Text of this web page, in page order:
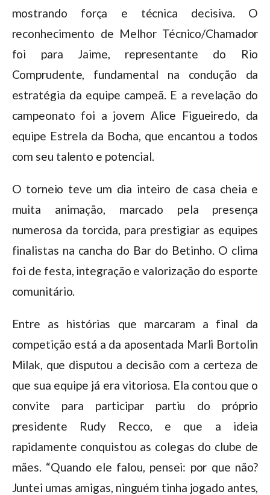
mostrando força e técnica decisiva. O
reconhecimento de Melhor Técnico/Chamador
foi para Jaime, representante do Rio
Comprudente, fundamental na condução da
estratégia da equipe campeã. E a revelação do
campeonato foi a jovem Alice Figueiredo, da
equipe Estrela da Bocha, que encantou a todos
com seu talento e potencial.
O torneio teve um dia inteiro de casa cheia e
muita animação, marcado pela presença
numerosa da torcida, para prestigiar as equipes
finalistas na cancha do Bar do Betinho. O clima
foi de festa, integração e valorização do esporte
comunitário.
Entre as histórias que marcaram a final da
competição está a da aposentada Marli Bortolin
Milak, que disputou a decisão com a certeza de
que sua equipe já era vitoriosa. Ela contou que o
convite para participar partiu do próprio
presidente Rudy Recco, e que a ideia
rapidamente conquistou as colegas do clube de
mães. “Quando ele falou, pensei: por que não?
Juntei umas amigas, ninguém tinha jogado antes,